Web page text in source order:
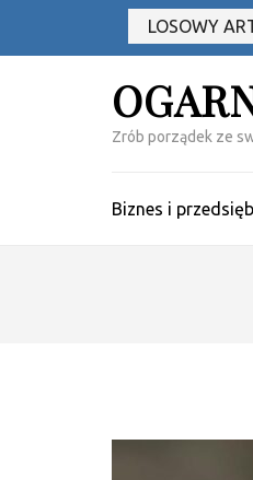
LOSOWY
Zrób porządek ze
Biznes i